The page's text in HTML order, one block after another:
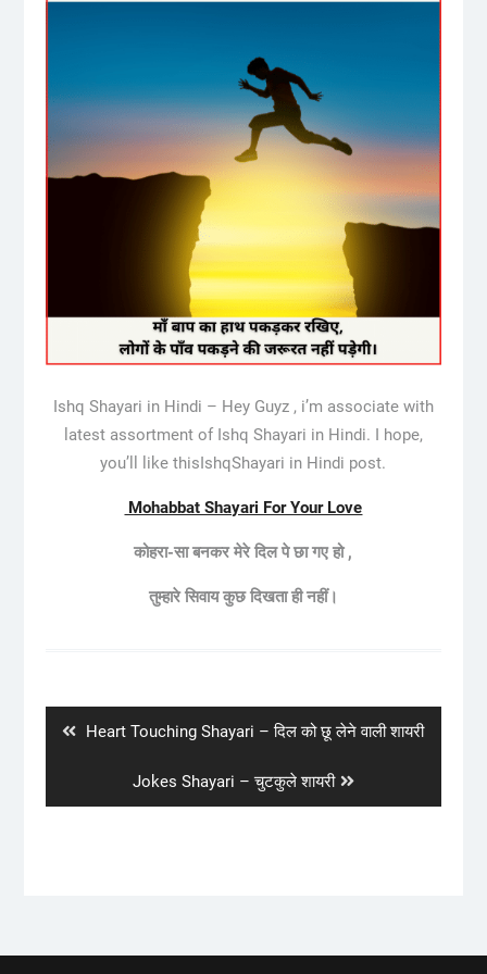
Ishq Shayari in Hindi – Hey Guyz , i’m associate with
latest assortment of Ishq Shayari in Hindi. I hope,
you’ll like thisIshqShayari in Hindi post.
Mohabbat Shayari For Your Love
कोहरा-सा बनकर मेरे दिल पे छा गए हो ,
तुम्हारे सिवाय कुछ दिखता ही नहीं।
Previous
Heart Touching Shayari – दिल को छू लेने वाली शायरी
Next
post:
Jokes Shayari – चुटकुले शायरी